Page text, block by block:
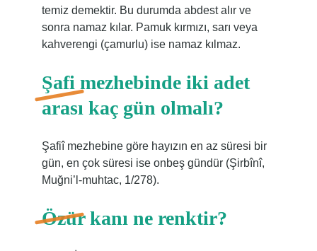
temiz demektir. Bu durumda abdest alır ve
sonra namaz kılar. Pamuk kırmızı, sarı veya
kahverengi (çamurlu) ise namaz kılmaz.
Şafi mezhebinde iki adet
arası kaç gün olmalı?
Şafiî mezhebine göre hayızın en az süresi bir
gün, en çok süresi ise onbeş gündür (Şirbînî,
Muğni’l-muhtac, 1/278).
Özür kanı ne renktir?